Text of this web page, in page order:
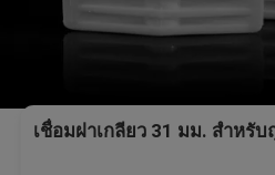
เชื่อมฝาเกลียว 31 มม. สำหรับ